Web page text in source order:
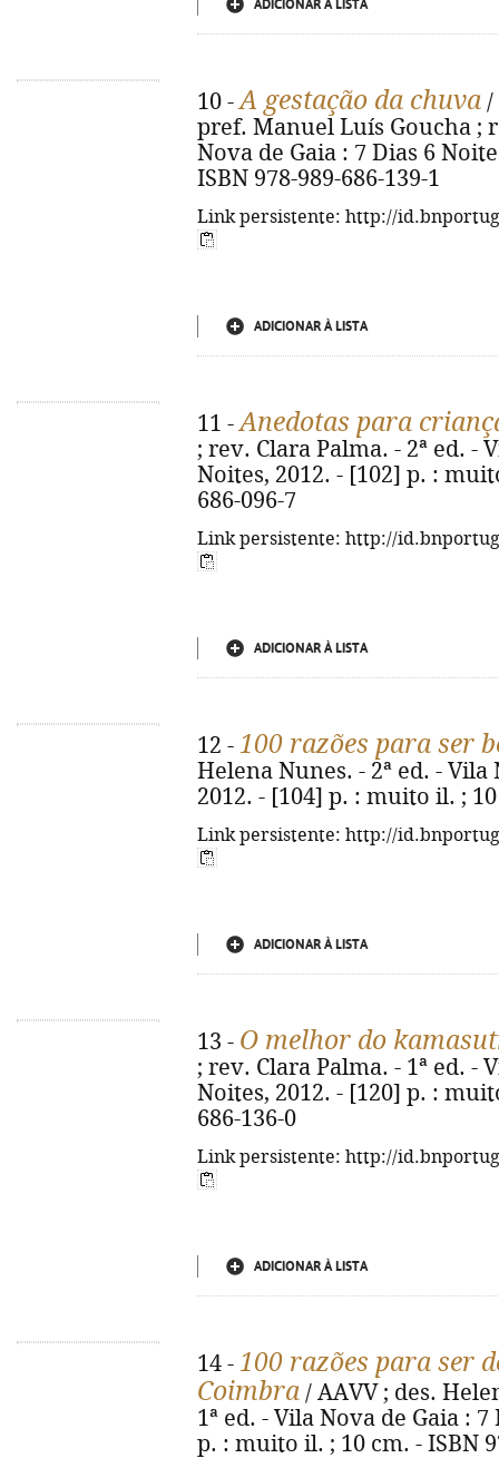
ADICIONAR À LISTA
10 -A gestação da chuva /
pref. Manuel Luís Goucha ;
Nova de Gaia : 7 Dias 6
ISBN 978-989-686-139-1
Link persistente: http://
ADICIONAR À LISTA
11 -Anedotas para
; rev. Clara Palma. - 2ª ed. -
Noites, 2012. - [102] p. :
686-096-7
Link persistente: http://
ADICIONAR À LISTA
12 - 100 razões para ser
Helena Nunes. - 2ª ed. - Vila
2012. - [104] p. : muito il. ;
Link persistente: http://
ADICIONAR À LISTA
13 - O melhor do
; rev. Clara Palma. - 1ª ed. -
Noites, 2012. - [120] p. :
686-136-0
Link persistente: http://
ADICIONAR À LISTA
14 - 100 razões para ser
Coimbra / AAVV ; des.
1ª ed. - Vila Nova de Gaia :
p. : muito il. ; 10 cm. - ISBN